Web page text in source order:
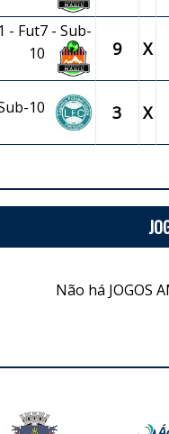
- Fut7 - Sub-
10
9 X
10 3 X
Não há JOGOS